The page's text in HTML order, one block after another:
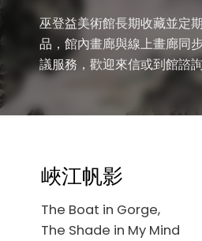
巫登益美術館長期收藏並定
品，館內畫廊與線上畫廊同
議服務，歡迎來信或到館諮詢
峽江帆影
The Boat in Gorge,
The Shade in My Mind